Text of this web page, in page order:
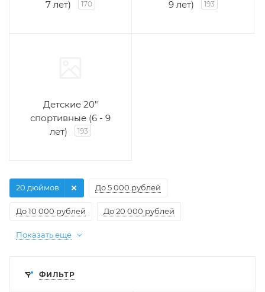
7 лет)
170
9 лет)
193
Детские 20"
спортивные (6 - 9
лет)
193
До 5 000 рублей
До 10 000 рублей До 20 000 рублей
20 дюймов
Показать еще
ФИЛЬТР